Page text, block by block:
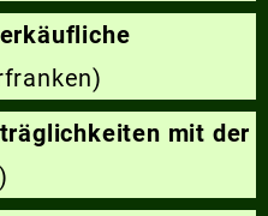
mit der